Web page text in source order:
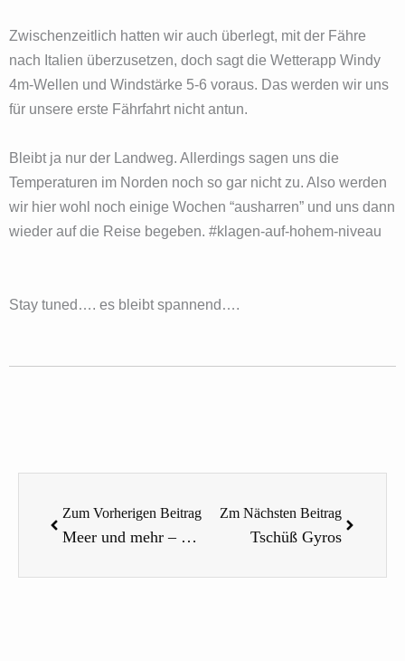
Zwischenzeitlich hatten wir auch überlegt, mit der Fähre
nach Italien überzusetzen, doch sagt die Wetterapp Windy
4m-Wellen und Windstärke 5-6 voraus. Das werden wir uns
für unsere erste Fährfahrt nicht antun.
Bleibt ja nur der Landweg. Allerdings sagen uns die
Temperaturen im Norden noch so gar nicht zu. Also werden
wir hier wohl noch einige Wochen “ausharren” und uns dann
wieder auf die Reise begeben. #klagen-auf-hohem-niveau
Stay tuned…. es bleibt spannend….
Zum Vorherigen Beitrag
Meer und mehr – Von Welpenwahnsinn, Kuschelcampern und Stalkern
Zm Nächsten Beitrag
Tschüß Gyros